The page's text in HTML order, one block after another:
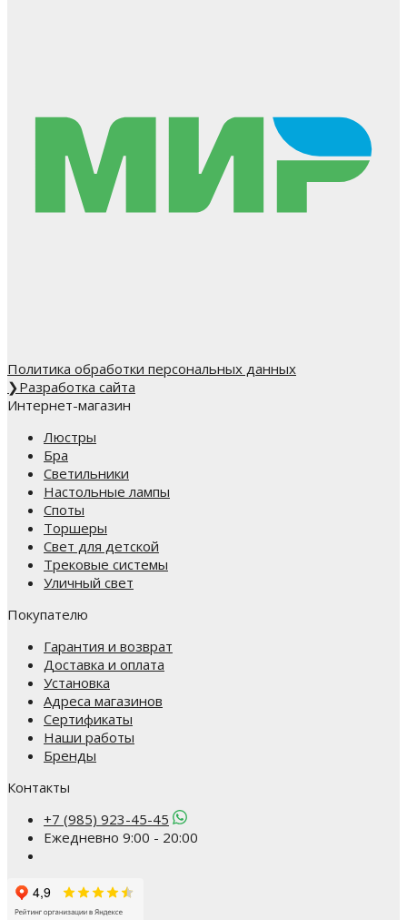
Политика обработки персональных данных
❯Разработка сайта
Интернет-магазин
Люстры
Бра
Светильники
Настольные лампы
Споты
Торшеры
Свет для детской
Трековые системы
Уличный свет
Покупателю
Гарантия и возврат
Доставка и оплата
Установка
Адреса магазинов
Сертификаты
Наши работы
Бренды
Контакты
+7 (985) 923-45-45
Ежедневно 9:00 - 20:00